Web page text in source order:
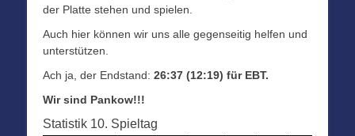
der Platte stehen und spielen.
Auch hier können wir uns alle gegenseitig helfen und
unterstützen.
Ach ja, der Endstand: 26:37 (12:19) für EBT.
Wir sind Pankow!!!
Statistik 10. Spieltag